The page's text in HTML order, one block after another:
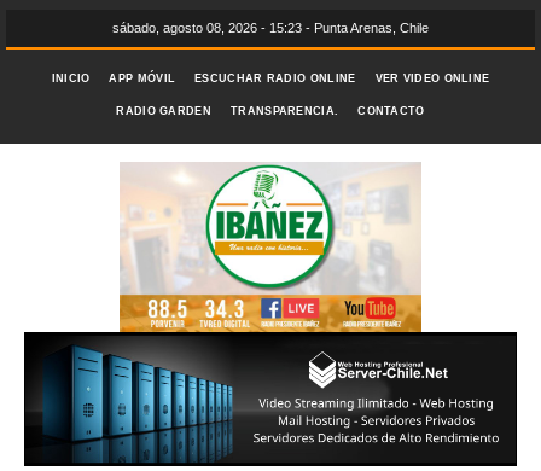
sábado, agosto 08, 2026 - 15:23 - Punta Arenas, Chile
INICIO APP MÓVIL ESCUCHAR RADIO ONLINE VER VIDEO ONLINE
RADIO GARDEN TRANSPARENCIA. CONTACTO